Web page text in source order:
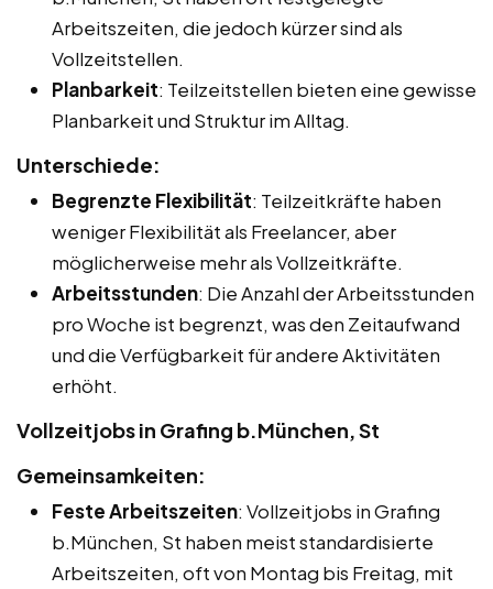
Arbeitszeiten, die jedoch kürzer sind als
Vollzeitstellen.
Planbarkeit: Teilzeitstellen bieten eine gewisse
Planbarkeit und Struktur im Alltag.
Unterschiede:
Begrenzte Flexibilität: Teilzeitkräfte haben
weniger Flexibilität als Freelancer, aber
möglicherweise mehr als Vollzeitkräfte.
Arbeitsstunden: Die Anzahl der Arbeitsstunden
pro Woche ist begrenzt, was den Zeitaufwand
und die Verfügbarkeit für andere Aktivitäten
erhöht.
Vollzeitjobs in Grafing b.München, St
Gemeinsamkeiten:
Feste Arbeitszeiten: Vollzeitjobs in Grafing
b.München, St haben meist standardisierte
Arbeitszeiten, oft von Montag bis Freitag, mit